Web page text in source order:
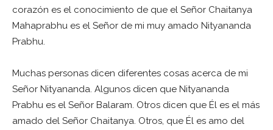
corazón es el conocimiento de que el Señor Chaitanya
Mahaprabhu es el Señor de mi muy amado Nityananda
Prabhu.
Muchas personas dicen diferentes cosas acerca de mi
Señor Nityananda. Algunos dicen que Nityananda
Prabhu es el Señor Balaram. Otros dicen que Él es el más
amado del Señor Chaitanya. Otros, que Él es amo del